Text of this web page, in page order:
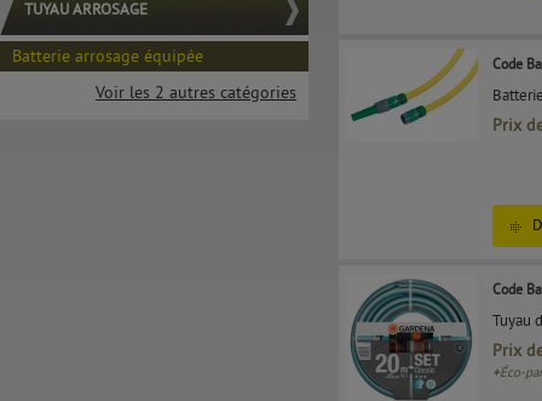
TUYAU ARROSAGE
Batterie arrosage équipée
Voir les 2 autres catégories
Code
Prix
Code
Tuyau
Prix
+Éco-